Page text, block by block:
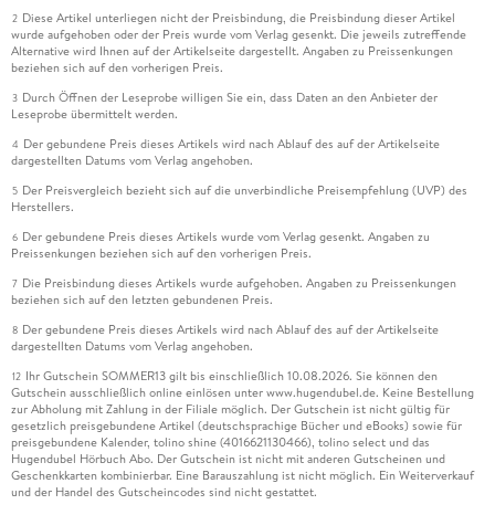
2 Diese Artikel unterliegen nicht der Preisbindung, die Preisbindung dieser Artikel
wurde aufgehoben oder der Preis wurde vom Verlag gesenkt. Die jeweils zutreffende
Alternative wird Ihnen auf der Artikelseite dargestellt. Angaben zu Preissenkungen
beziehen sich auf den vorherigen Preis.
3 Durch Öffnen der Leseprobe willigen Sie ein, dass Daten an den Anbieter der
Leseprobe übermittelt werden.
4 Der gebundene Preis dieses Artikels wird nach Ablauf des auf der Artikelseite
dargestellten Datums vom Verlag angehoben.
5 Der Preisvergleich bezieht sich auf die unverbindliche Preisempfehlung (UVP) des
Herstellers.
6 Der gebundene Preis dieses Artikels wurde vom Verlag gesenkt. Angaben zu
Preissenkungen beziehen sich auf den vorherigen Preis.
7 Die Preisbindung dieses Artikels wurde aufgehoben. Angaben zu Preissenkungen
beziehen sich auf den letzten gebundenen Preis.
8 Der gebundene Preis dieses Artikels wird nach Ablauf des auf der Artikelseite
dargestellten Datums vom Verlag angehoben.
12 Ihr Gutschein SOMMER13 gilt bis einschließlich 10.08.2026. Sie können den
Gutschein ausschließlich online einlösen unter www.hugendubel.de. Keine Bestellung
zur Abholung mit Zahlung in der Filiale möglich. Der Gutschein ist nicht gültig für
gesetzlich preisgebundene Artikel (deutschsprachige Bücher und eBooks) sowie für
preisgebundene Kalender, tolino shine (4016621130466), tolino select und das
Hugendubel Hörbuch Abo. Der Gutschein ist nicht mit anderen Gutscheinen und
Geschenkkarten kombinierbar. Eine Barauszahlung ist nicht möglich. Ein Weiterverkauf
und der Handel des Gutscheincodes sind nicht gestattet.